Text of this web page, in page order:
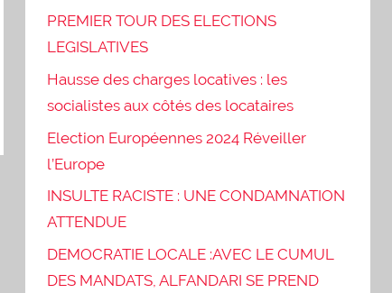
PREMIER TOUR DES ELECTIONS
LEGISLATIVES
Hausse des charges locatives : les
socialistes aux côtés des locataires
Election Européennes 2024 Réveiller
l’Europe
INSULTE RACISTE : UNE CONDAMNATION
ATTENDUE
DEMOCRATIE LOCALE :AVEC LE CUMUL
DES MANDATS, ALFANDARI SE PREND